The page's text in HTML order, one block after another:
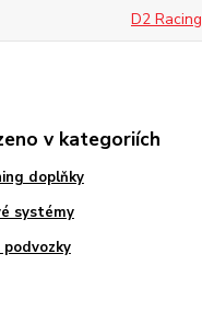
D2 Racing
v kategoriích
doplňky
systémy